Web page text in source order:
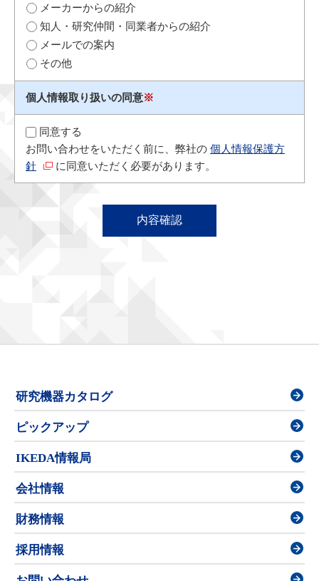
メーカーからの紹介
知人・研究仲間・同業者からの紹介
メールでの案内
その他
個人情報取り扱いの同意※
同意する
お問い合わせをいただく前に、弊社の 個人情報保護方
針
に同意いただく必要があります。
研究機器カタログ
ピックアップ
IKEDA情報局
会社情報
財務情報
採用情報